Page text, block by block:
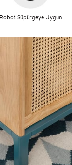
Robot Süpürgeye Uygun